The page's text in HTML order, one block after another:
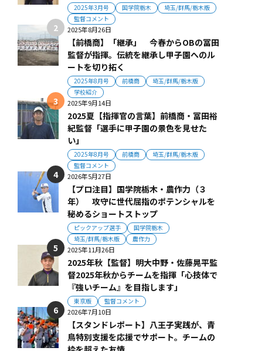
2025年3月号 国学院栃木
埼玉/群馬/栃木版
監督コメント
2025年8月26日
【前橋商】「継承」 今春からOBの冨田
監督が指揮。伝統を継承し甲子園へのル
ートを切り拓く
2025年8月号 前橋商
埼玉/群馬/栃木版
学校紹介
2025年9月14日
2025夏【指揮官の言葉】前橋商・冨田裕
紀監督「選手に甲子園の景色を見せた
い」
2025年8月号 前橋商
埼玉/群馬/栃木版
監督コメント
2026年5月27日
【プロ注目】国学院栃木・農作力（３
年） 攻守に世代屈指のポテンシャルを
秘めるショートストップ
ピックアップ選手
国学院栃木
埼玉/群馬/栃木版
農作力
2025年11月26日
2025年秋【監督】明大中野・佐藤晃平監
督2025年秋からチームを指揮「心技体で
『強いチーム』を目指します」
東京版 監督コメント
2026年7月10日
【スタンドレポート】八王子実践が、青
鳥特別支援を応援でサポート。チームの